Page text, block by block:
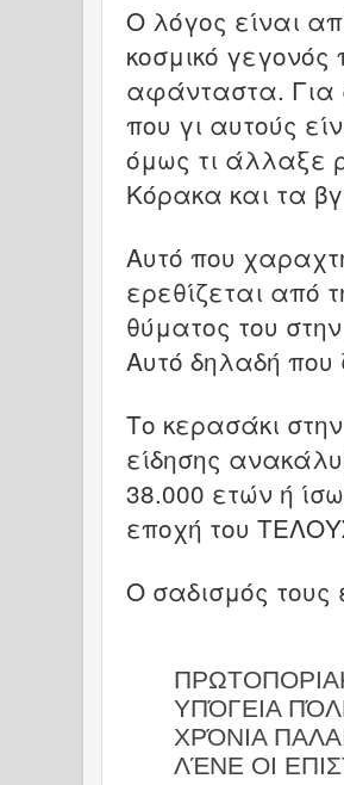
Ο λόγος είναι
κοσμικό γεγονός
αφάνταστα. Για
που γι αυτούς
όμως τι άλλαξε
Κόρακα και τα
Αυτό που
ερεθίζεται από
θύματος του
Αυτό δηλαδή
Το κερασάκι
είδησης
38.000 ετών ή
εποχή του
Ο σαδισμός τους
ΥΠΌΓΕΙΑ
ΧΡΌΝΙΑ
ΛΈΝΕ ΟΙ